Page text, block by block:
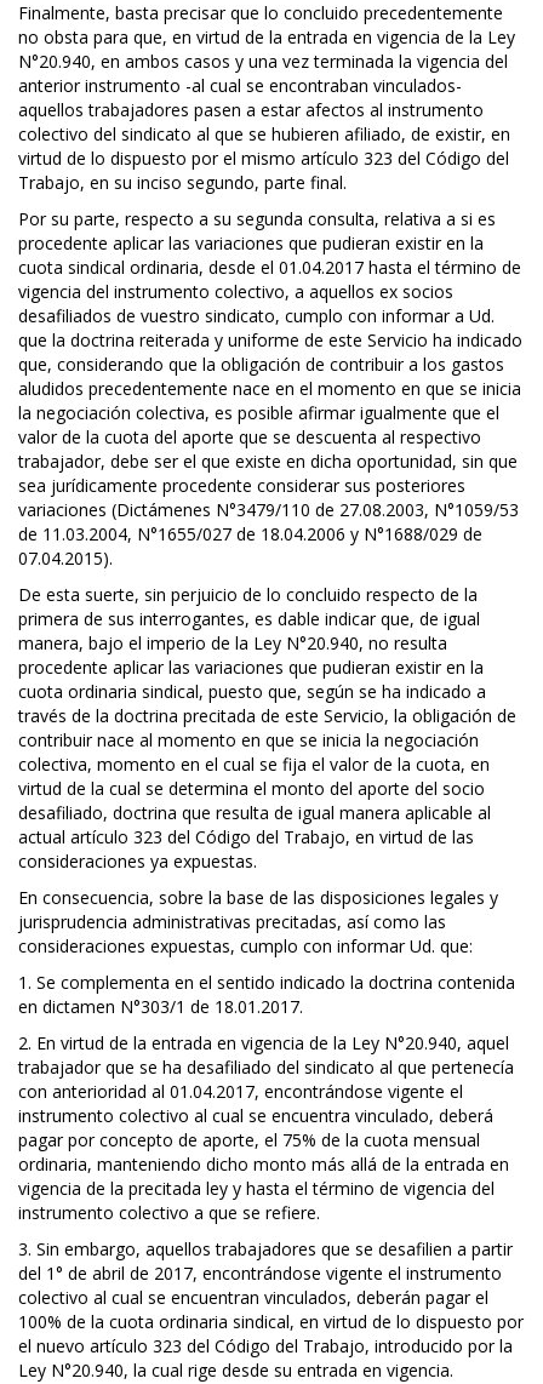
Finalmente, basta precisar que lo concluido precedentemente
no obsta para que, en virtud de la entrada en vigencia de la Ley
N°20.940, en ambos casos y una vez terminada la vigencia del
anterior instrumento -al cual se encontraban vinculados-
aquellos trabajadores pasen a estar afectos al instrumento
colectivo del sindicato al que se hubieren afiliado, de existir, en
virtud de lo dispuesto por el mismo artículo 323 del Código del
Trabajo, en su inciso segundo, parte final.
Por su parte, respecto a su segunda consulta, relativa a si es
procedente aplicar las variaciones que pudieran existir en la
cuota sindical ordinaria, desde el 01.04.2017 hasta el término de
vigencia del instrumento colectivo, a aquellos ex socios
desafiliados de vuestro sindicato, cumplo con informar a Ud.
que la doctrina reiterada y uniforme de este Servicio ha indicado
que, considerando que la obligación de contribuir a los gastos
aludidos precedentemente nace en el momento en que se inicia
la negociación colectiva, es posible afirmar igualmente que el
valor de la cuota del aporte que se descuenta al respectivo
trabajador, debe ser el que existe en dicha oportunidad, sin que
sea jurídicamente procedente considerar sus posteriores
variaciones (Dictámenes N°3479/110 de 27.08.2003, N°1059/53
de 11.03.2004, N°1655/027 de 18.04.2006 y N°1688/029 de
07.04.2015).
De esta suerte, sin perjuicio de lo concluido respecto de la
primera de sus interrogantes, es dable indicar que, de igual
manera, bajo el imperio de la Ley N°20.940, no resulta
procedente aplicar las variaciones que pudieran existir en la
cuota ordinaria sindical, puesto que, según se ha indicado a
través de la doctrina precitada de este Servicio, la obligación de
contribuir nace al momento en que se inicia la negociación
colectiva, momento en el cual se fija el valor de la cuota, en
virtud de la cual se determina el monto del aporte del socio
desafiliado, doctrina que resulta de igual manera aplicable al
actual artículo 323 del Código del Trabajo, en virtud de las
consideraciones ya expuestas.
En consecuencia, sobre la base de las disposiciones legales y
jurisprudencia administrativas precitadas, así como las
consideraciones expuestas, cumplo con informar Ud. que:
1. Se complementa en el sentido indicado la doctrina contenida
en dictamen N°303/1 de 18.01.2017.
2. En virtud de la entrada en vigencia de la Ley N°20.940, aquel
trabajador que se ha desafiliado del sindicato al que pertenecía
con anterioridad al 01.04.2017, encontrándose vigente el
instrumento colectivo al cual se encuentra vinculado, deberá
pagar por concepto de aporte, el 75% de la cuota mensual
ordinaria, manteniendo dicho monto más allá de la entrada en
vigencia de la precitada ley y hasta el término de vigencia del
instrumento colectivo a que se refiere.
3. Sin embargo, aquellos trabajadores que se desafilien a partir
del 1° de abril de 2017, encontrándose vigente el instrumento
colectivo al cual se encuentran vinculados, deberán pagar el
100% de la cuota ordinaria sindical, en virtud de lo dispuesto por
el nuevo artículo 323 del Código del Trabajo, introducido por la
Ley N°20.940, la cual rige desde su entrada en vigencia.